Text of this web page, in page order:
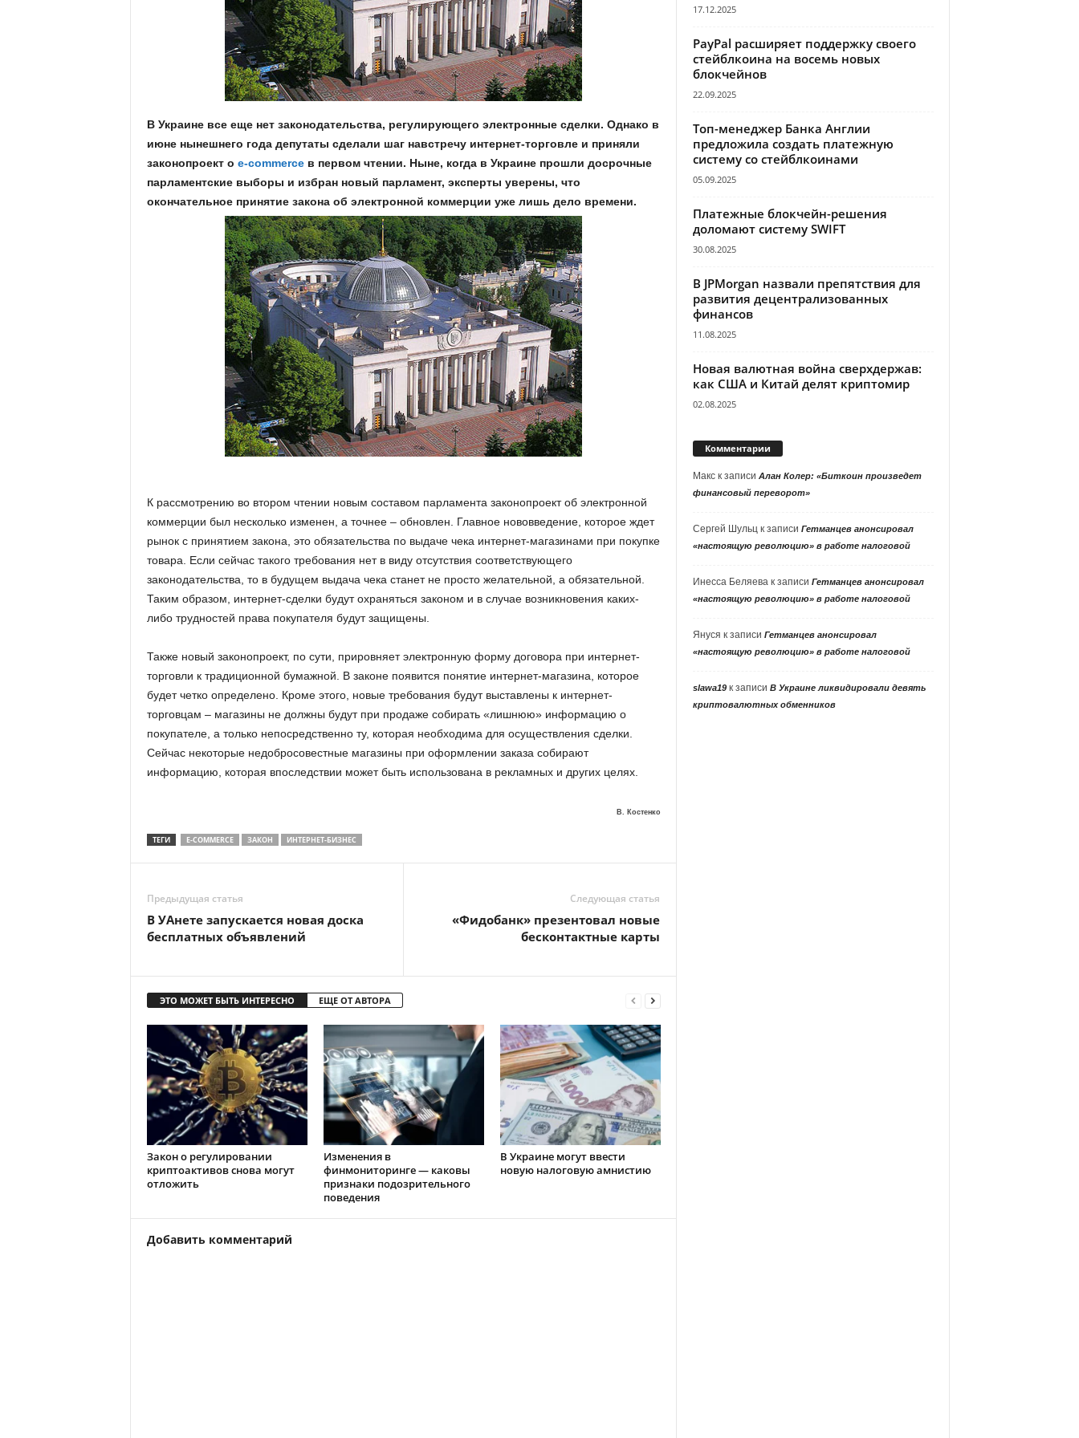
c
o
u
a
В Украине все еще нет законодательства, регулирующего электронные сделки. Однако в
июне нынешнего года депутаты сделали шаг навстречу интернет-торговле и приняли
законопроект о e-commerceв первом чтении. Ныне, когда в Украине прошли досрочные
парламентские выборы и избран новый парламент, эксперты уверены, что
окончательное принятие закона об электронной коммерции уже лишь дело времени.
К рассмотрению во втором чтении новым составом парламента законопроект об электронной
коммерции был несколько изменен, а точнее – обновлен. Главное нововведение, которое ждет
рынок с принятием закона, это обязательства по выдаче чека интернет-магазинами при покупке
товара. Если сейчас такого требования нет в виду отсутствия соответствующего
законодательства, то в будущем выдача чека станет не просто желательной, а обязательной.
Таким образом, интернет-сделки будут охраняться законом и в случае возникновения каких-
либо трудностей права покупателя будут защищены.
Также новый законопроект, по сути, прировняет электронную форму договора при интернет-
торговли к традиционной бумажной. В законе появится понятие интернет-магазина, которое
будет четко определено. Кроме этого, новые требования будут выставлены к интернет-
торговцам – магазины не должны будут при продаже собирать «лишнюю» информацию о
покупателе, а только непосредственно ту, которая необходима для осуществления сделки.
Сейчас некоторые недобросовестные магазины при оформлении заказа собирают
информацию, которая впоследствии может быть использована в рекламных и других целях.
В. Костенко
ТЕГИ E-COMMERCE ЗАКОН ИНТЕРНЕТ-БИЗНЕС
Предыдущая статья
В УАнете запускается новая доска
бесплатных объявлений
Следующая статья
«Фидобанк» презентовал новые
бесконтактные карты
ЭТО МОЖЕТ БЫТЬ ИНТЕРЕСНО ЕЩЕ ОТ АВТОРА
Закон о регулировании
криптоактивов снова могут
отложить
Изменения в
финмониторинге — каковы
признаки подозрительного
поведения
В Украине могут ввести
новую налоговую амнистию
Добавить комментарий
17.12.2025
PayPal расширяет поддержку своего
стейблкоина на восемь новых
блокчейнов
22.09.2025
Топ-менеджер Банка Англии
предложила создать платежную
систему со стейблкоинами
05.09.2025
Платежные блокчейн-решения
доломают систему SWIFT
30.08.2025
В JPMorgan назвали препятствия для
развития децентрализованных
финансов
11.08.2025
Новая валютная война сверхдержав:
как США и Китай делят криптомир
02.08.2025
Комментарии
Макск записи Алан Колер: «Биткоин произведет
финансовый переворот»
Сергей Шульцк записи Гетманцев анонсировал
«настоящую революцию» в работе налоговой
Инесса Беляевак записи Гетманцев анонсировал
«настоящую революцию» в работе налоговой
Януся к записи Гетманцев анонсировал
«настоящую революцию» в работе налоговой
slawa19к записи В Украине ликвидировали девять
криптовалютных обменников